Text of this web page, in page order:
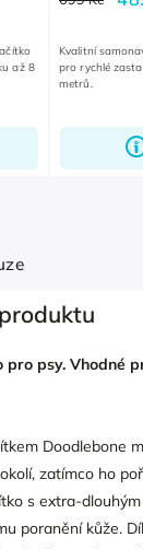
až 8
Kvalitní
pro rychlé
metrů.
psy. Vhodné
Doodlebone
zatímco ho
s extra-
poranění kůže.